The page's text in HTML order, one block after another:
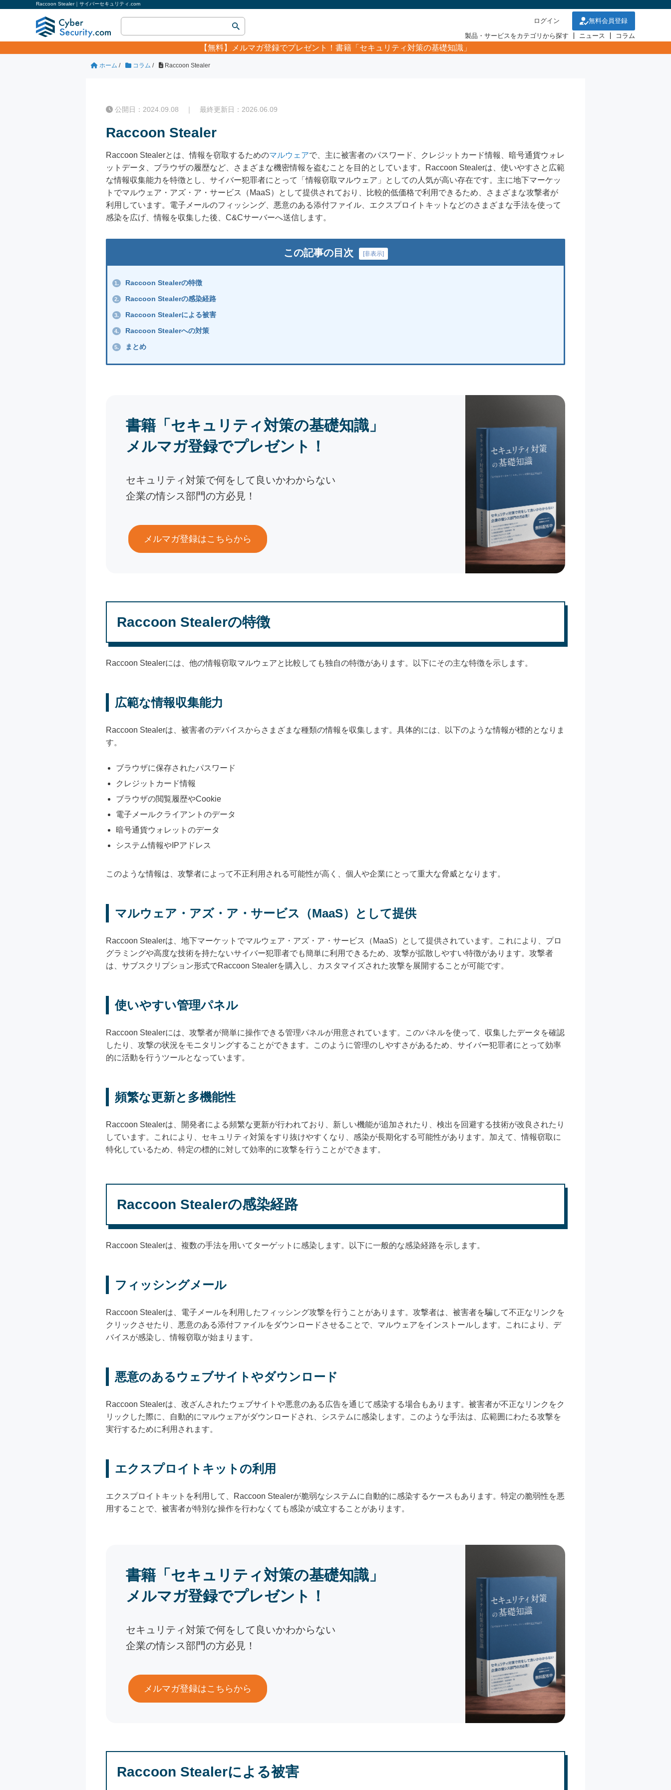
Raccoon Stealer｜サイバーセキュリティ.com
ログイン
無料会員登録
製品・サービスをカテゴリから探す
ニュース コラム
【無料】 メルマガ登録でプレゼント！書籍「セキュリティ対策の基礎知識」
ホーム / コラム / Raccoon Stealer
公開日：2024.09.08 ｜ 最終更新日：2026.06.09
Raccoon Stealer
Raccoon Stealerとは、情報を窃取するためのマルウェアで、主に被害者のパスワード、クレジットカード情報、暗号通貨ウォレ
ットデータ、ブラウザの履歴など、さまざまな機密情報を盗むことを目的としています。Raccoon Stealerは、使いやすさと広範
な情報収集能力を特徴とし、サイバー犯罪者にとって「情報窃取マルウェア」としての人気が高い存在です。主に地下マーケッ
トでマルウェア・アズ・ア・サービス（MaaS）として提供されており、比較的低価格で利用できるため、さまざまな攻撃者が
利用しています。電子メールのフィッシング、悪意のある添付ファイル、エクスプロイトキットなどのさまざまな手法を使って
感染を広げ、情報を収集した後、C&Cサーバーへ送信します。
この記事の目次 [非表示]
1. Raccoon Stealerの特徴
2. Raccoon Stealerの感染経路
3. Raccoon Stealerによる被害
4. Raccoon Stealerへの対策
5. まとめ
書籍「セキュリティ対策の基礎知識」
メルマガ登録でプレゼント！
セキュリティ対策で何をして良いかわからない
企業の情シス部門の方必見！
メルマガ登録はこちらから
Raccoon Stealerの特徴
Raccoon Stealerには、他の情報窃取マルウェアと比較しても独自の特徴があります。以下にその主な特徴を示します。
広範な情報収集能力
Raccoon Stealerは、被害者のデバイスからさまざまな種類の情報を収集します。具体的には、以下のような情報が標的となりま
す。
ブラウザに保存されたパスワード
クレジットカード情報
ブラウザの閲覧履歴やCookie
電子メールクライアントのデータ
暗号通貨ウォレットのデータ
システム情報やIPアドレス
このような情報は、攻撃者によって不正利用される可能性が高く、個人や企業にとって重大な脅威となります。
マルウェア・アズ・ア・サービス（MaaS）として提供
Raccoon Stealerは、地下マーケットでマルウェア・アズ・ア・サービス（MaaS）として提供されています。これにより、プロ
グラミングや高度な技術を持たないサイバー犯罪者でも簡単に利用できるため、攻撃が拡散しやすい特徴があります。攻撃者
は、サブスクリプション形式でRaccoon Stealerを購入し、カスタマイズされた攻撃を展開することが可能です。
使いやすい管理パネル
Raccoon Stealerには、攻撃者が簡単に操作できる管理パネルが用意されています。このパネルを使って、収集したデータを確認
したり、攻撃の状況をモニタリングすることができます。このように管理のしやすさがあるため、サイバー犯罪者にとって効率
的に活動を行うツールとなっています。
頻繁な更新と多機能性
Raccoon Stealerは、開発者による頻繁な更新が行われており、新しい機能が追加されたり、検出を回避する技術が改良されたり
しています。これにより、セキュリティ対策をすり抜けやすくなり、感染が長期化する可能性があります。加えて、情報窃取に
特化しているため、特定の標的に対して効率的に攻撃を行うことができます。
Raccoon Stealerの感染経路
Raccoon Stealerは、複数の手法を用いてターゲットに感染します。以下に一般的な感染経路を示します。
フィッシングメール
Raccoon Stealerは、電子メールを利用したフィッシング攻撃を行うことがあります。攻撃者は、被害者を騙して不正なリンクを
クリックさせたり、悪意のある添付ファイルをダウンロードさせることで、マルウェアをインストールします。これにより、デ
バイスが感染し、情報窃取が始まります。
悪意のあるウェブサイトやダウンロード
Raccoon Stealerは、改ざんされたウェブサイトや悪意のある広告を通じて感染する場合もあります。被害者が不正なリンクをク
リックした際に、自動的にマルウェアがダウンロードされ、システムに感染します。このような手法は、広範囲にわたる攻撃を
実行するために利用されます。
エクスプロイトキットの利用
エクスプロイトキットを利用して、Raccoon Stealerが脆弱なシステムに自動的に感染するケースもあります。特定の脆弱性を悪
用することで、被害者が特別な操作を行わなくても感染が成立することがあります。
書籍「セキュリティ対策の基礎知識」
メルマガ登録でプレゼント！
セキュリティ対策で何をして良いかわからない
企業の情シス部門の方必見！
メルマガ登録はこちらから
Raccoon Stealerによる被害